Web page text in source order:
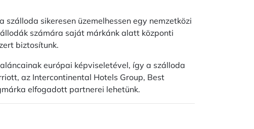
sikeresen üzemelhessen egy nemzetközi
számára saját márkánk alatt központi
biztosítunk.
európai képviseletével, így a szálloda
az Intercontinental Hotels Group, Best
elfogadott partnerei lehetünk.